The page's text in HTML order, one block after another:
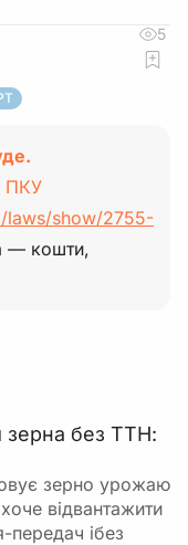
5
ПКУ
laws/show/2755-
— кошти,
зерна без ТТН:
зерно урожаю
відвантажити
передач ібез